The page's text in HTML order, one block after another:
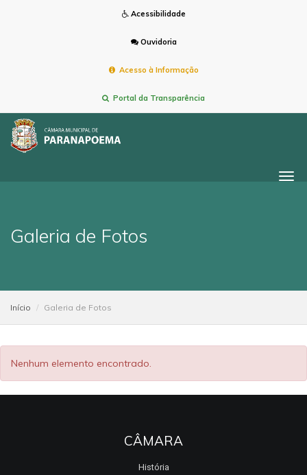
Acessibilidade
Ouvidoria
Acesso à Informação
Portal da Transparência
Galeria de Fotos
Início Galeria de Fotos
Nenhum elemento encontrado.
CÂMARA
História